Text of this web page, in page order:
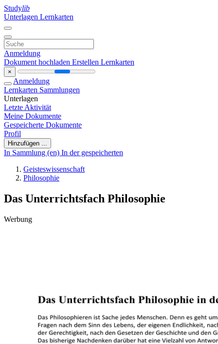
Studylib
Unterlagen Lernkarten
Anmeldung
Dokument hochladen Erstellen Lernkarten
×
Anmeldung
Lernkarten Sammlungen
Unterlagen
Letzte Aktivität
Meine Dokumente
Gespeicherte Dokumente
Profil
Hinzufügen ...
In Sammlung (en) In der gespeicherten
Geisteswissenschaft
Philosophie
Das Unterrichtsfach Philosophie
Werbung